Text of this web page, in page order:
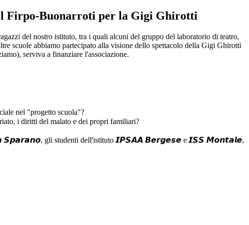
Firpo-Buonarroti per la Gigi Ghirotti
del nostro istituto, tra i quali alcuni del gruppo del laboratorio di teatro,
scuole abbiamo partecipato alla visione dello spettacolo della Gigi Ghirotti
serviva a finanziare l'associazione.
nel "progetto scuola"?
i diritti del malato e dei propri familiari?
𝙎𝙥𝙖𝙧𝙖𝙣𝙤, gli studenti dell'istituto 𝙄𝙋𝙎𝘼𝘼 𝘽𝙚𝙧𝙜𝙚𝙨𝙚 e 𝙄𝙎𝙎 𝙈𝙤𝙣𝙩𝙖𝙡𝙚,